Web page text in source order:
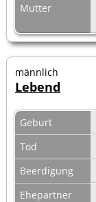
Mutter
männlich
Lebend
Geburt
Tod
Beerdigung
Ehepartner